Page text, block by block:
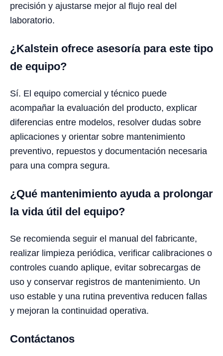
precisión y ajustarse mejor al flujo real del
laboratorio.
¿Kalstein ofrece asesoría para este tipo
de equipo?
Sí. El equipo comercial y técnico puede
acompañar la evaluación del producto, explicar
diferencias entre modelos, resolver dudas sobre
aplicaciones y orientar sobre mantenimiento
preventivo, repuestos y documentación necesaria
para una compra segura.
¿Qué mantenimiento ayuda a prolongar
la vida útil del equipo?
Se recomienda seguir el manual del fabricante,
realizar limpieza periódica, verificar calibraciones o
controles cuando aplique, evitar sobrecargas de
uso y conservar registros de mantenimiento. Un
uso estable y una rutina preventiva reducen fallas
y mejoran la continuidad operativa.
Contáctanos